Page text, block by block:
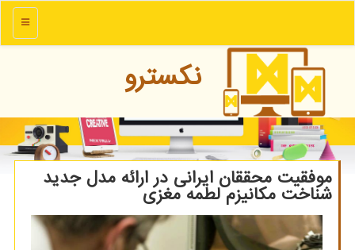
منو
نكسترو
موفقیت محققان ایرانی در ارائه مدل جدید
شناخت مکانیزم لطمه مغزی